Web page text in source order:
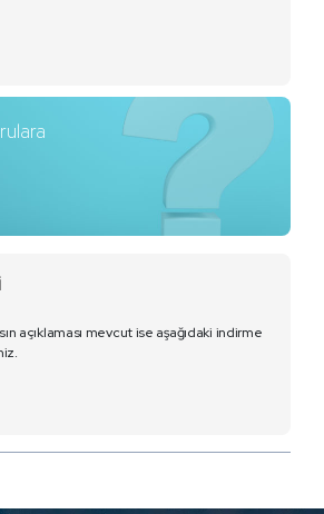
açıklaması mevcut ise aşağıdaki indirme